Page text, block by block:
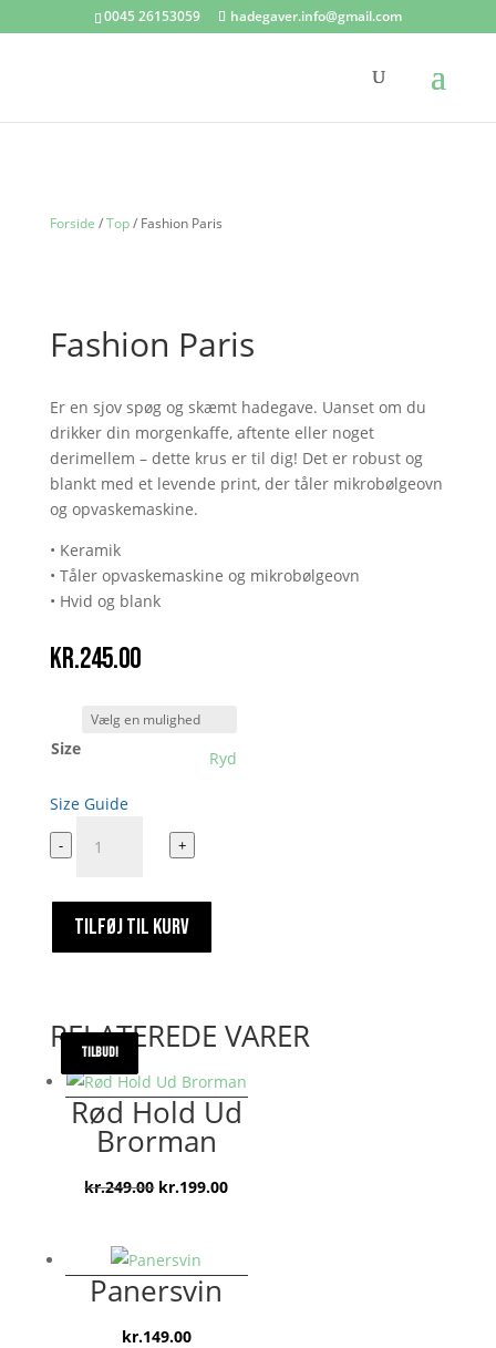
0045 26153059 hadegaver.info@gmail.com
Forside /Top/ Fashion Paris
Fashion Paris
Er en sjov spøg og skæmt hadegave. Uanset om du
drikker din morgenkaffe, aftente eller noget
derimellem – dette krus er til dig! Det er robust og
blankt med et levende print, der tåler mikrobølgeovn
og opvaskemaskine.
• Keramik
• Tåler opvaskemaskine og mikrobølgeovn
• Hvid og blank
kr.245.00
Size Ryd
Size Guide
Fashion
Paris
- +
TILFØJ TIL KURV
RELATEREDE VARER
TILBUD!
Rød Hold Ud
Brorman
kr.249.00 Den
var:
kr.249.00.
kr.199.00Den
er:
Panersvin
kr.149.00
TILBUD!
TILBUD!